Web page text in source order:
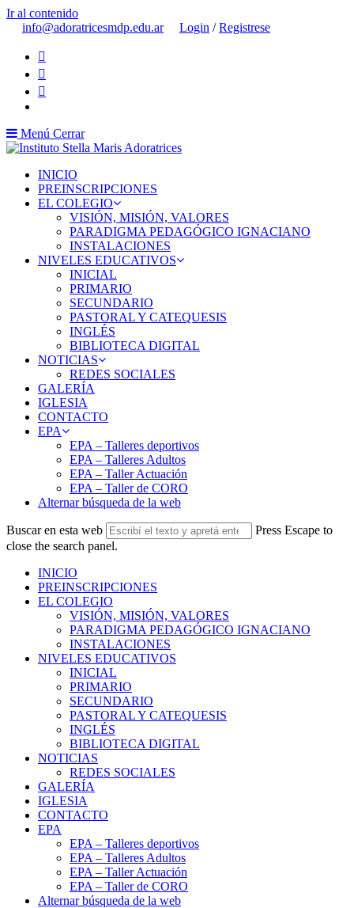
Ir al contenido
info@adoratricesmdp.edu.ar
Login /Registrese
Menú Cerrar
INICIO
PREINSCRIPCIONES
EL COLEGIO
VISIÓN, MISIÓN, VALORES
PARADIGMA PEDAGÓGICO IGNACIANO
INSTALACIONES
NIVELES EDUCATIVOS
INICIAL
PRIMARIO
SECUNDARIO
PASTORAL Y CATEQUESIS
INGLÉS
BIBLIOTECA DIGITAL
NOTICIAS
REDES SOCIALES
GALERÍA
IGLESIA
CONTACTO
EPA
EPA – Talleres deportivos
EPA – Talleres Adultos
EPA – Taller Actuación
EPA – Taller de CORO
Alternar búsqueda de la web
Buscar en esta web
Press Escape to
close the search panel.
INICIO
PREINSCRIPCIONES
EL COLEGIO
VISIÓN, MISIÓN, VALORES
PARADIGMA PEDAGÓGICO IGNACIANO
INSTALACIONES
NIVELES EDUCATIVOS
INICIAL
PRIMARIO
SECUNDARIO
PASTORAL Y CATEQUESIS
INGLÉS
BIBLIOTECA DIGITAL
NOTICIAS
REDES SOCIALES
GALERÍA
IGLESIA
CONTACTO
EPA
EPA – Talleres deportivos
EPA – Talleres Adultos
EPA – Taller Actuación
EPA – Taller de CORO
Alternar búsqueda de la web